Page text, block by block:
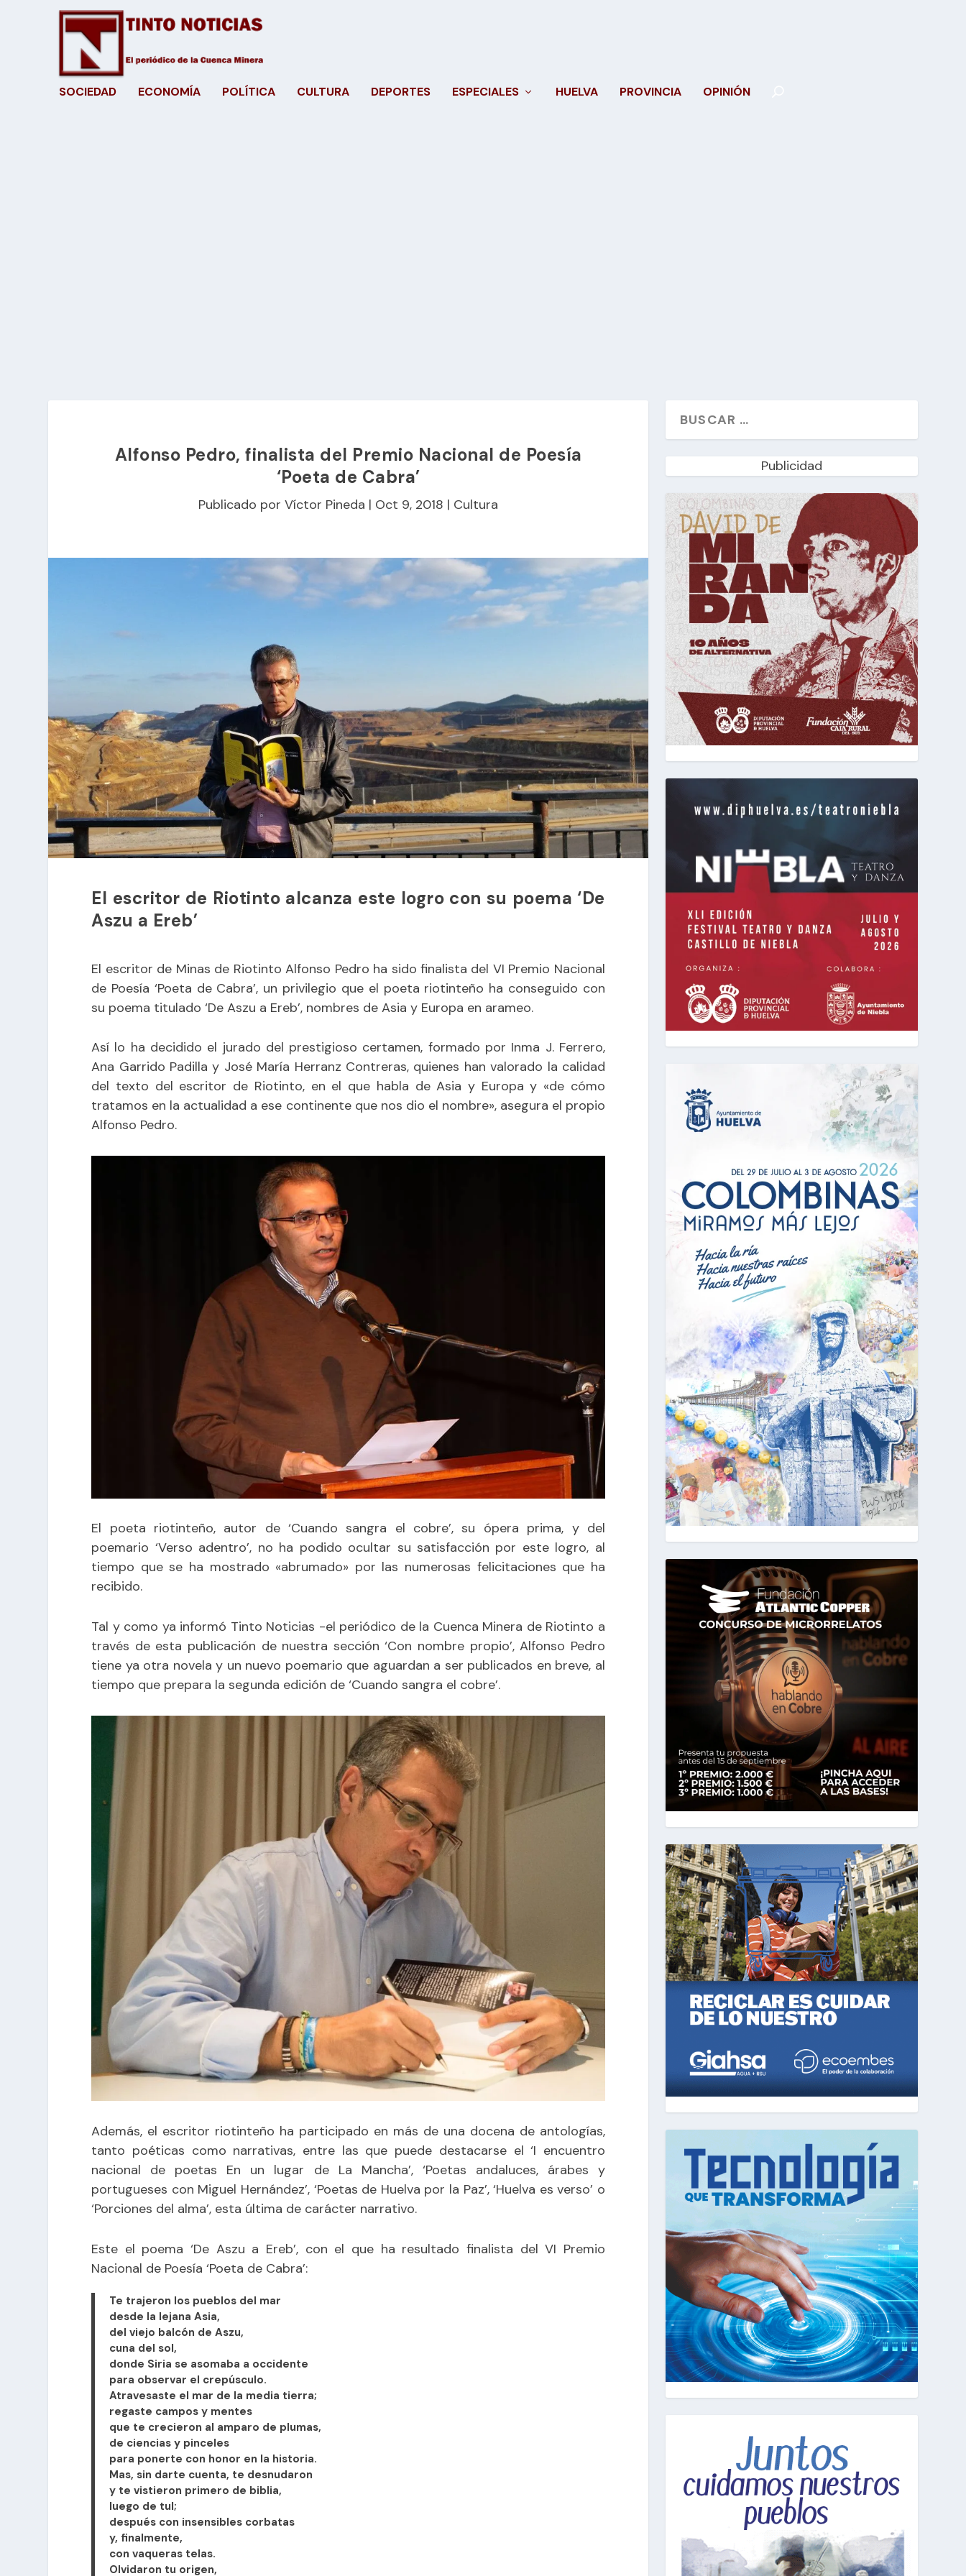
SOCIEDAD ECONOMÍA POLÍTICA CULTURA DEPORTES ESPECIALES HUELVA PROVINCIA OPINIÓN
Alfonso Pedro, finalista del Premio Nacional de Poesía
‘Poeta de Cabra’
Publicado porVíctor Pineda | Oct 9, 2018 | Cultura
El escritor de Riotinto alcanza este logro con su poema ‘De
Aszu a Ereb’
El escritor de Minas de Riotinto Alfonso Pedro ha sido finalista del VI Premio Nacional
de Poesía ‘Poeta de Cabra’, un privilegio que el poeta riotinteño ha conseguido con
su poema titulado ‘De Aszu a Ereb’, nombres de Asia y Europa en arameo.
Así lo ha decidido el jurado del prestigioso certamen, formado por Inma J. Ferrero,
Ana Garrido Padilla y José María Herranz Contreras, quienes han valorado la calidad
del texto del escritor de Riotinto, en el que habla de Asia y Europa y «de cómo
tratamos en la actualidad a ese continente que nos dio el nombre», asegura el propio
Alfonso Pedro.
El poeta riotinteño, autor de ‘Cuando sangra el cobre’, su ópera prima, y del
poemario ‘Verso adentro’, no ha podido ocultar su satisfacción por este logro, al
tiempo que se ha mostrado «abrumado» por las numerosas felicitaciones que ha
recibido.
Tal y como ya informó Tinto Noticias -el periódico de la Cuenca Minera de Riotinto a
través de esta publicación de nuestra sección‘Con nombre propio’, Alfonso Pedro
tiene ya otra novela y un nuevo poemario que aguardan a ser publicados en breve, al
tiempo que prepara la segunda edición de ‘Cuando sangra el cobre’.
Además, el escritor riotinteño ha participado en más de una docena de antologías,
tanto poéticas como narrativas, entre las que puede destacarse el ‘I encuentro
nacional de poetas En un lugar de La Mancha’, ‘Poetas andaluces, árabes y
portugueses con Miguel Hernández’, ‘Poetas de Huelva por la Paz’, ‘Huelva es verso’ o
‘Porciones del alma’, esta última de carácter narrativo.
Este el poema ‘De Aszu a Ereb’, con el que ha resultado finalista del VI Premio
Nacional de Poesía ‘Poeta de Cabra’:
Te trajeron los pueblos del mar
desde la lejana Asia,
del viejo balcón de Aszu,
cuna del sol,
donde Siria se asomaba a occidente
para observar el crepúsculo.
Atravesaste el mar de la media tierra;
regaste campos y mentes
que te crecieron al amparo de plumas,
de ciencias y pinceles
para ponerte con honor en la historia.
Mas, sin darte cuenta, te desnudaron
y te vistieron primero de biblia,
luego de tul;
después con insensibles corbatas
y, finalmente,
con vaqueras telas.
Olvidaron tu origen,
Publicidad